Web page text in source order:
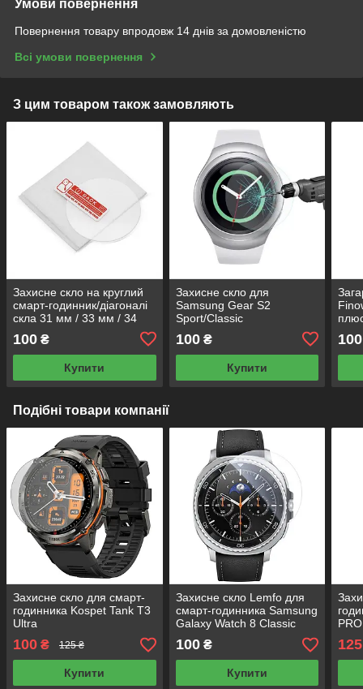
Умови повернення
Повернення товару впродовж 14 днів за домовленістю
Всі умови повернення
З цим товаром також замовляють
Захисне скло на круглий
смарт-годинник/діагоналі
скла 31 мм / 33 мм / 34
мм / 37 мм / 38 мм / 41 мм
/ 42 мм
100 ₴
Купити
Захисне скло для
Samsung Gear S2
Sport/Classic
100₴
Купити
100
Подібні товари компанії
Захисне скло для смарт-
годинника Kospet Tank T3
Ultra
100 ₴ 125 ₴
Купити
Захисне скло Lemfo для
смарт-годинника Samsung
Galaxy Watch 8 Classic
46mm
100₴
Купити
125